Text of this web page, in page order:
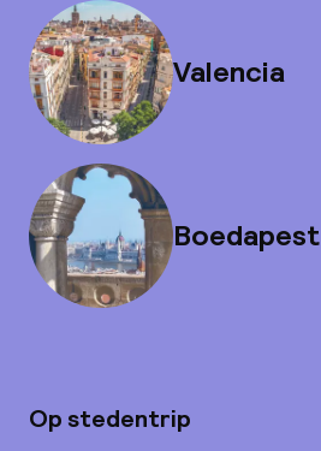
Valencia
Boedapest
Op stedentrip